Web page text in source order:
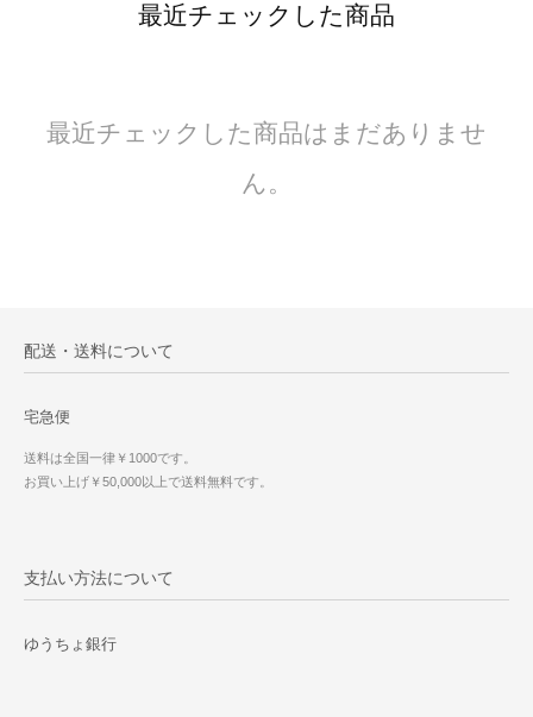
最近チェックした商品
最近チェックした商品はまだありませ
ん。
配送・送料について
宅急便
送料は全国一律￥1000です。
お買い上げ￥50,000以上で送料無料です。
支払い方法について
ゆうちょ銀行